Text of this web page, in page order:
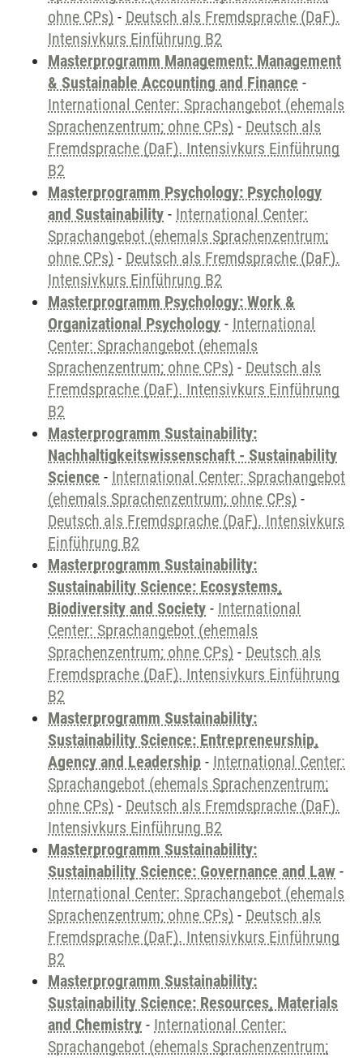
ohne CPs) - Deutsch als Fremdsprache (DaF).
Intensivkurs Einführung B2
Masterprogramm Management: Management
& Sustainable Accounting and Finance -
International Center: Sprachangebot (ehemals
Sprachenzentrum; ohne CPs) - Deutsch als
Fremdsprache (DaF). Intensivkurs Einführung
B2
Masterprogramm Psychology: Psychology
and Sustainability - International Center:
Sprachangebot (ehemals Sprachenzentrum;
ohne CPs) - Deutsch als Fremdsprache (DaF).
Intensivkurs Einführung B2
Masterprogramm Psychology: Work &
Organizational Psychology - International
Center: Sprachangebot (ehemals
Sprachenzentrum; ohne CPs) - Deutsch als
Fremdsprache (DaF). Intensivkurs Einführung
B2
Masterprogramm Sustainability:
Nachhaltigkeitswissenschaft - Sustainability
Science - International Center: Sprachangebot
(ehemals Sprachenzentrum; ohne CPs) -
Deutsch als Fremdsprache (DaF). Intensivkurs
Einführung B2
Masterprogramm Sustainability:
Sustainability Science: Ecosystems,
Biodiversity and Society - International
Center: Sprachangebot (ehemals
Sprachenzentrum; ohne CPs) - Deutsch als
Fremdsprache (DaF). Intensivkurs Einführung
B2
Masterprogramm Sustainability:
Sustainability Science: Entrepreneurship,
Agency and Leadership - International Center:
Sprachangebot (ehemals Sprachenzentrum;
ohne CPs) - Deutsch als Fremdsprache (DaF).
Intensivkurs Einführung B2
Masterprogramm Sustainability:
Sustainability Science: Governance and Law -
International Center: Sprachangebot (ehemals
Sprachenzentrum; ohne CPs) - Deutsch als
Fremdsprache (DaF). Intensivkurs Einführung
B2
Masterprogramm Sustainability:
Sustainability Science: Resources, Materials
and Chemistry - International Center:
Sprachangebot (ehemals Sprachenzentrum;